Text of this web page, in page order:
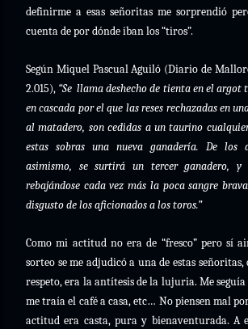
definirme a esas señoritas me sorprendió
cuenta de por dónde iban los “tiros”.
Según Miquel Pascual Aguiló (Diario de
2.015), “Se llama deshecho de tienta en el argot
en cascada por el que las reses rechazadas en
al matadero, son cedidas a un taurino
estas sobras una nueva ganadería. De los
asimismo, se surtirá un tercer ganadero, y
rebajándose cada vez más la poca sangre
disgusto de los aficionados a los toros.”
Como mi actitud no era de “fresco” pero sí
sorteo se me adjudicó a una de estas
respeto, era la antítesis de la lujuria. Me seguía
me traía el café a casa, etc… No piensen mal
actitud era casta, pura y bienaventurada. A